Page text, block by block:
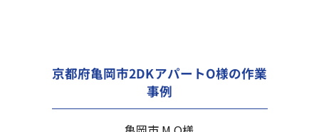
京都府亀岡市2DKアパートO様の作業
事例